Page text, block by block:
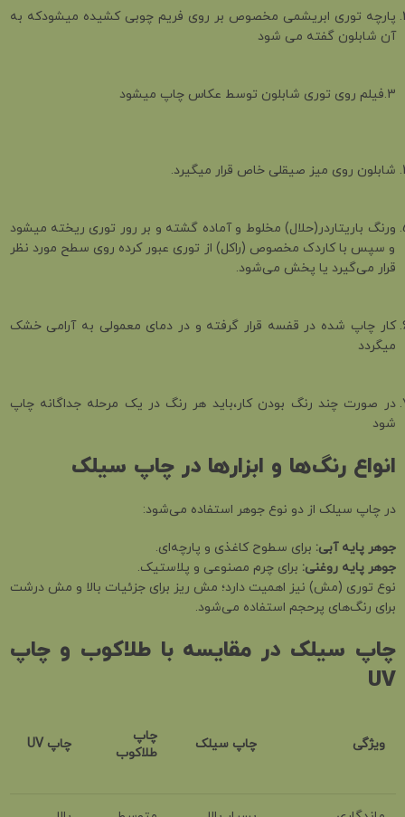
پارچه توری ابریشمی مخصوص بر روی فریم چوبی کشیده میشودکه به
آن شابلون گفته می شود
3.فیلم روی توری شابلون توسط عکاس چاپ میشود
شابلون روی میز صیقلی خاص قرار میگیرد.
ورنگ باریتاردر(حلال) مخلوط و آماده گشته و بر رور توری ریخته میشود
و سپس با کاردک مخصوص (راکل) از توری عبور کرده روی سطح مورد نظر
قرار می‌گیرد یا پخش می‌شود.
کار چاپ ‌شده در قفسه قرار گرفته و در دمای معمولی به آرامی خشک
میگردد
در صورت چند رنگ بودن کار،باید هر رنگ در یک مرحله جداگانه چاپ
شود
انواع رنگ‌ها و ابزارها در چاپ سیلک
در چاپ سیلک از دو نوع جوهر استفاده می‌شود:
جوهر پایه آبی: برای سطوح کاغذی و پارچه‌ای.
جوهر پایه روغنی: برای چرم مصنوعی و پلاستیک.
نوع توری (مش) نیز اهمیت دارد؛ مش ریز برای جزئیات بالا و مش درشت
برای رنگ‌های پرحجم استفاده می‌شود.
چاپ سیلک در مقایسه با طلاکوب و چاپ
UV
ویژگی چاپ سیلک
چاپ
طلاکوب
چاپ UV